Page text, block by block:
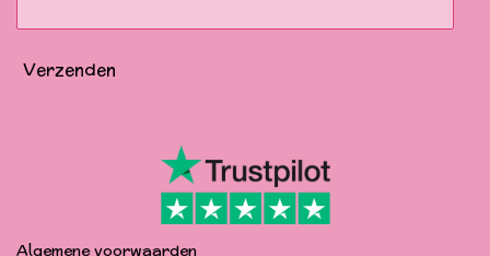
Verzenden
Algemene voorwaarden